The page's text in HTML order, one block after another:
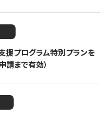
援プログラム特別プランを
請まで有効）